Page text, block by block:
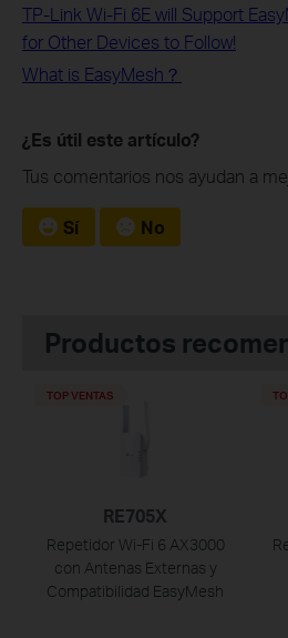
TP-Link Wi-Fi 6E will Support
for Other Devices to Follow!
What is EasyMesh？
¿Es útil este artículo?
Tus comentarios nos ayudan a
Sí No
Productos
RE705X
Repetidor Wi-Fi 6 AX3000
con Antenas Externas y
Compatibilidad EasyMesh
TOP VENTAS